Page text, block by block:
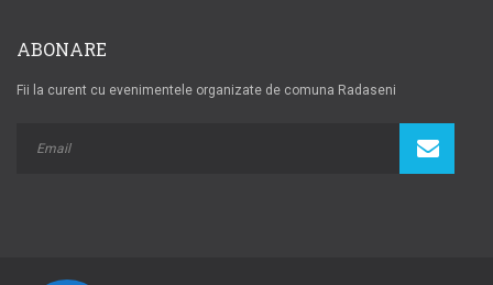
ABONARE
Fii la curent cu evenimentele organizate de comuna Radaseni